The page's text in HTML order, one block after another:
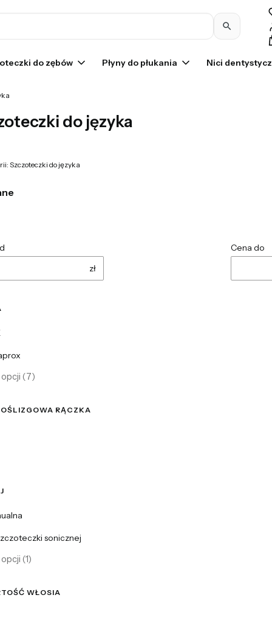
do zębów Płyny do płukania Nici
do języka
Szczoteczki do języka
zł
Cena do
(7)
RĄCZKA
sonicznej
(1)
WŁOSIA